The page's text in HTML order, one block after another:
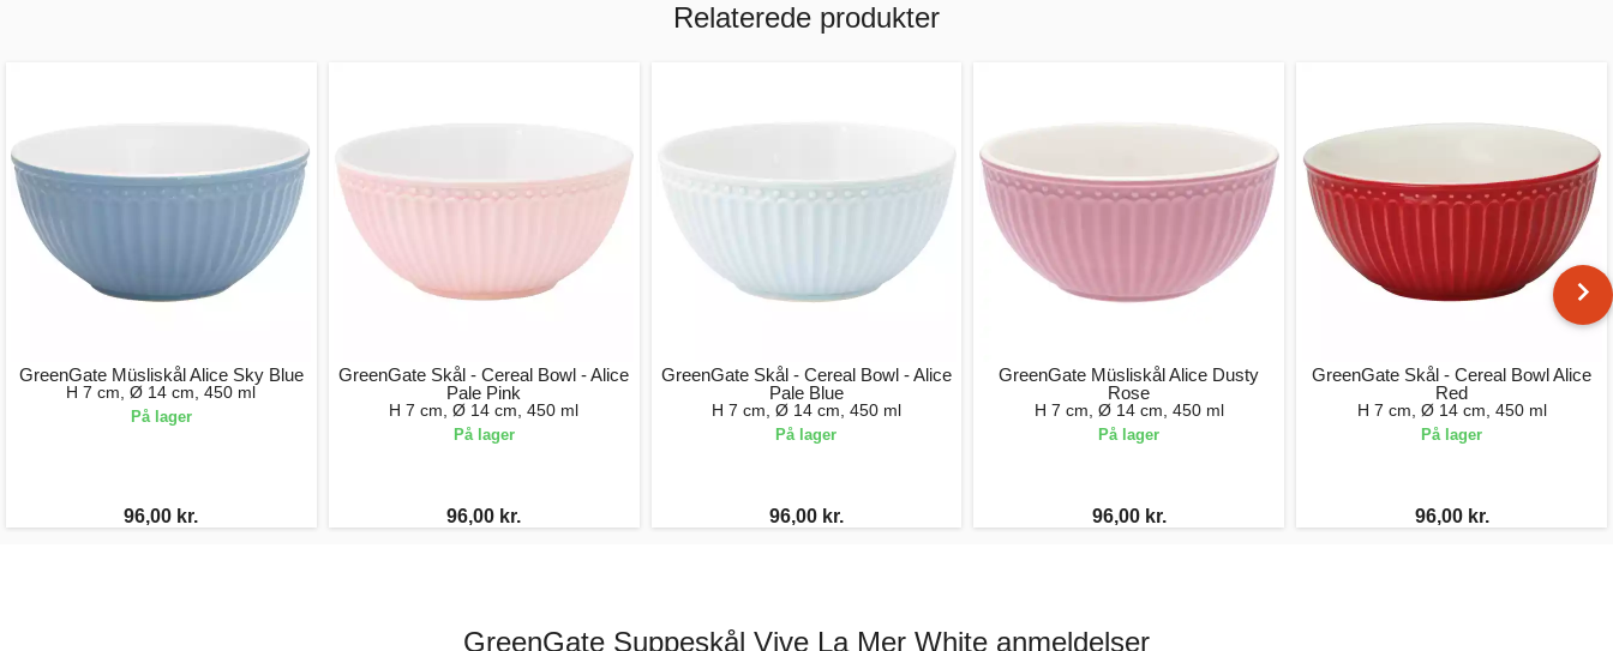
Relaterede produkter
GreenGate Müsliskål Alice Sky Blue
H 7 cm, Ø 14 cm, 450 ml
På lager
96,00 kr.
GreenGate Skål - Cereal Bowl - Alice
Pale Pink
H 7 cm, Ø 14 cm, 450 ml
På lager
96,00 kr.
GreenGate Skål - Cereal Bowl - Alice
Pale Blue
H 7 cm, Ø 14 cm, 450 ml
På lager
96,00 kr.
GreenGate Müsliskål Alice Dusty
Rose
H 7 cm, Ø 14 cm, 450 ml
På lager
96,00 kr.
GreenGate Skål - Cereal Bowl Alice
Red
H 7 cm, Ø 14 cm, 450 ml
På lager
96,00 kr.
GreenGate Suppeskål Vive La Mer White anmeldelser